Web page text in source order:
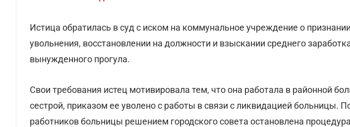
Истица обратилась в суд с иском на коммунальное учреждение о
увольнения, восстановлении на должности и взыскании среднего
вынужденного прогула.
Свои требования истец мотивировала тем, что она работала в районной
сестрой, приказом ее уволено с работы в связи с ликвидацией больницы.
работников больницы решением городского совета остановлена